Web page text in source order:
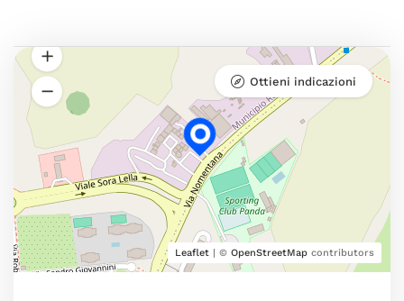
Leaflet | © OpenStreetMap contributors
Ottieni indicazioni